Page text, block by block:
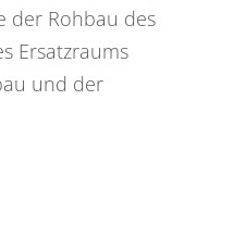
der Rohbau des
Ersatzraums
und der